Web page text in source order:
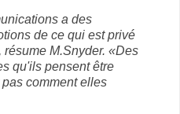
a des
de ce qui est privé
M.Snyder. «Des
qu'ils pensent être
comment elles